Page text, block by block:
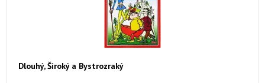
Dlouhý, Široký a Bystrozraký